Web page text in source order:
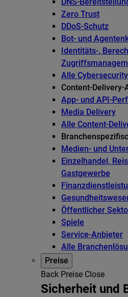
DNS-
Zero Trust
DDoS-Schutz
Bot- und
Identitäts-,
Alle
Content-Delivery-
App- und API-
Media Delivery
Alle Content-
Medien- und
Einzelhandel,
Gastgewerbe
Öffentlicher
Spiele
Service-Anbieter
Alle
Preise
Back Preise Close
Sicherheit und